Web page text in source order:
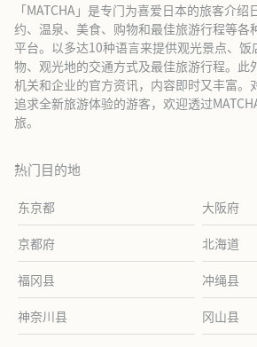
「MATCHA」是专门为喜爱日本的旅客介
约、温泉、美食、购物和最佳旅游行程等各
平台。以多达10种语言来提供观光景点、饭
物、观光地的交通方式及最佳旅游行程。此
机关和企业的官方资讯，内容即时又丰富。
追求全新旅游体验的游客，欢迎透过
旅。
热门目的地
东京都 大阪府
京都府 北海道
福冈县 冲绳县
神奈川县 冈山县